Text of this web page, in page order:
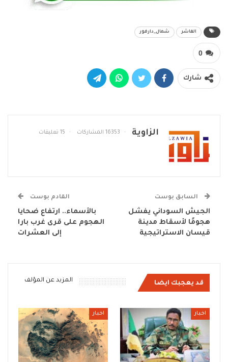
الفاشر شمال_دارفور
0
شارك
الزاوية 16353 المشاركات 15 تعليقات
السابق بوست
الجيش السوداني يفشل
هجومًا لأسقاط مدينة
قيسان الاستراتيجية
القادم بوست
بالأسماء.. ارتفاع ضحايا
الهجوم على قرى غرب بارا
إلى العشرات
قد يعجبك ايضا المزيد عن المؤلف
اخبار اخبار